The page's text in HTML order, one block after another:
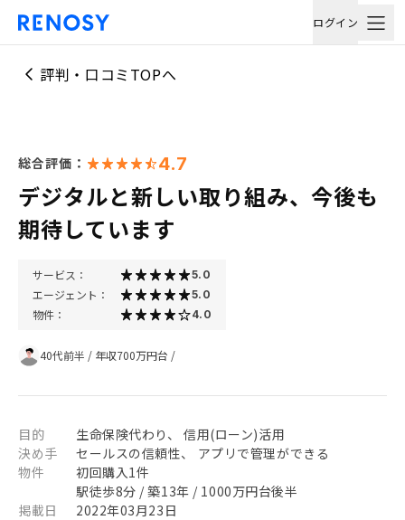
ログイン
評判・口コミTOPへ
総合評価： 4.7
デジタルと新しい取り組み、今後も
期待しています
サービス： 5.0
エージェント： 5.0
物件： 4.0
40代前半 / 年収700万円台 /
目的
生命保険代わり、 信用(ローン)活用
決め手
セールスの信頼性、 アプリで管理ができる
物件
初回購入1件
駅徒歩8分 / 築13年 / 1000万円台後半
掲載日
2022年03月23日